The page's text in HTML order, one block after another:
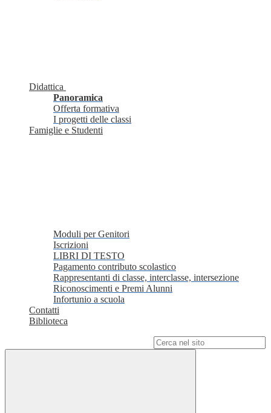
Didattica
Panoramica
Offerta formativa
I progetti delle classi
Famiglie e Studenti
Moduli per Genitori
Iscrizioni
LIBRI DI TESTO
Pagamento contributo scolastico
Rappresentanti di classe, interclasse, intersezione
Riconoscimenti e Premi Alunni
Infortunio a scuola
Contatti
Biblioteca